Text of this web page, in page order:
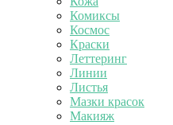
Комиксы
Космос
Краски
Леттеринг
Линии
Листья
Мазки красок
Макияж